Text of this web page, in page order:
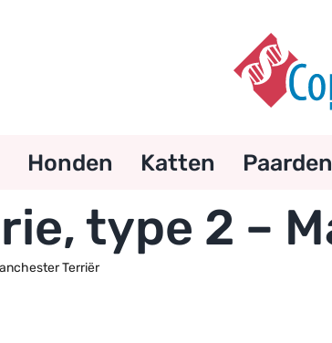
Honden Katten Paarden
type 2 –
Terriër